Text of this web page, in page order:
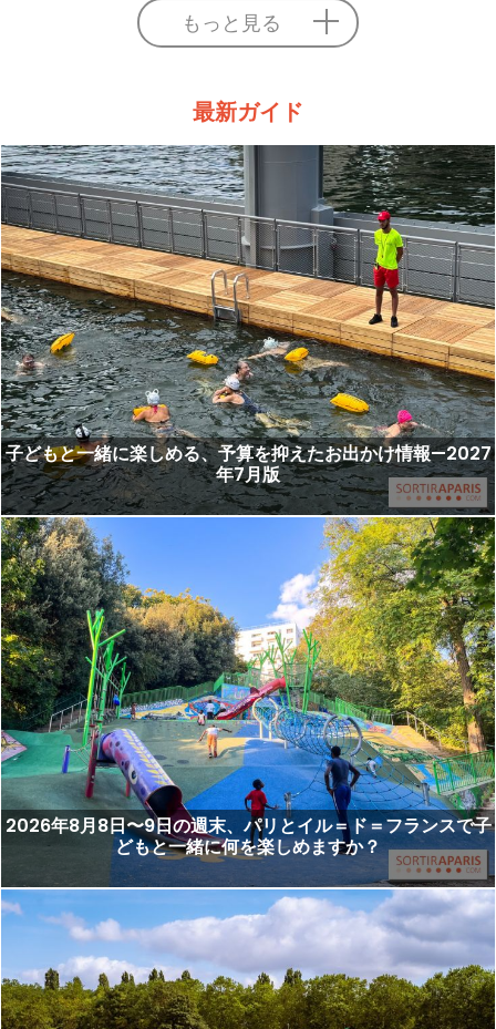
もっと見る
最新ガイド
子どもと一緒に楽しめる、予算を抑えたお出かけ情報—2027
年7月版
2026年8月8日〜9日の週末、パリとイル＝ド＝フランスで子
どもと一緒に何を楽しめますか？